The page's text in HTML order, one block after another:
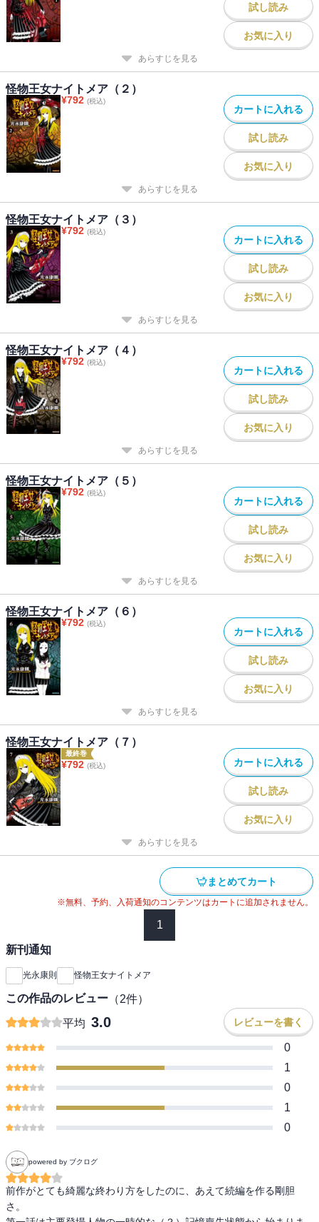
試し読み
お気に入り
あらすじを見る
怪物王女ナイトメア（２）
¥792 (税込)
カートに入れる
試し読み
お気に入り
あらすじを見る
怪物王女ナイトメア（３）
¥792 (税込)
カートに入れる
試し読み
お気に入り
あらすじを見る
怪物王女ナイトメア（４）
¥792 (税込)
カートに入れる
試し読み
お気に入り
あらすじを見る
怪物王女ナイトメア（５）
¥792 (税込)
カートに入れる
試し読み
お気に入り
あらすじを見る
怪物王女ナイトメア（６）
¥792 (税込)
カートに入れる
試し読み
お気に入り
あらすじを見る
怪物王女ナイトメア（７）
最終巻
¥792 (税込) カートに入れる
試し読み
お気に入り
あらすじを見る
まとめてカート
※無料、予約、入荷通知のコンテンツはカートに追加されません。
1
新刊通知
光永康則 怪物王女ナイトメア
この作品のレビュー （2件）
平均 3.0 レビューを書く
0
1
0
1
0
powered by ブクログ
前作がとても綺麗な終わり方をしたのに、あえて続編を作る剛胆
さ。